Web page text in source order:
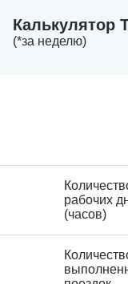
Калькулятор
(*за неделю)
рабочих
(часов)